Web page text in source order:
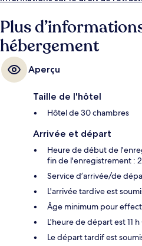
Plus
hébergement
Aperçu
Taille de l'hôtel
Hôtel de 30 chambres
Arrivée et départ
Heure de début de
fin de l'enregistrement :
Service d’arrivée/de
L'arrivée tardive est
Âge minimum pour
L'heure de départ est 11
Le départ tardif est